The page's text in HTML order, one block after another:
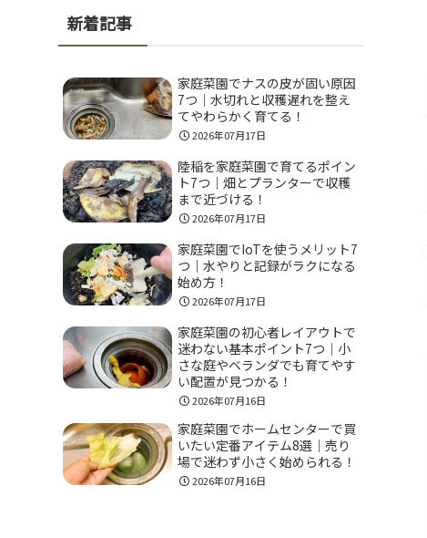
新着記事
家庭菜園でナスの皮が固い原因
7つ｜水切れと収穫遅れを整え
てやわらかく育てる！
2026年07月17日
陸稲を家庭菜園で育てるポイン
ト7つ｜畑とプランターで収穫
まで近づける！
2026年07月17日
家庭菜園でIoTを使うメリット7
つ｜水やりと記録がラクになる
始め方！
2026年07月17日
家庭菜園の初心者レイアウトで
迷わない基本ポイント7つ｜小
さな庭やベランダでも育てやす
い配置が見つかる！
2026年07月16日
家庭菜園でホームセンターで買
いたい定番アイテム8選｜売り
場で迷わず小さく始められる！
2026年07月16日